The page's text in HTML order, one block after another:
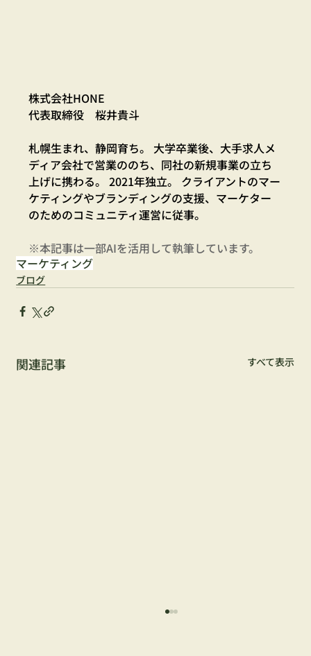
株式会社HONE
代表取締役　桜井貴斗
札幌生まれ、静岡育ち。 大学卒業後、大手求人メ
ディア会社で営業ののち、同社の新規事業の立ち
上げに携わる。 2021年独立。 クライアントのマー
ケティングやブランディングの支援、マーケター
のためのコミュニティ運営に従事。
※本記事は一部AIを活用して執筆しています。
マーケティング
ブログ
関連記事 すべて表示